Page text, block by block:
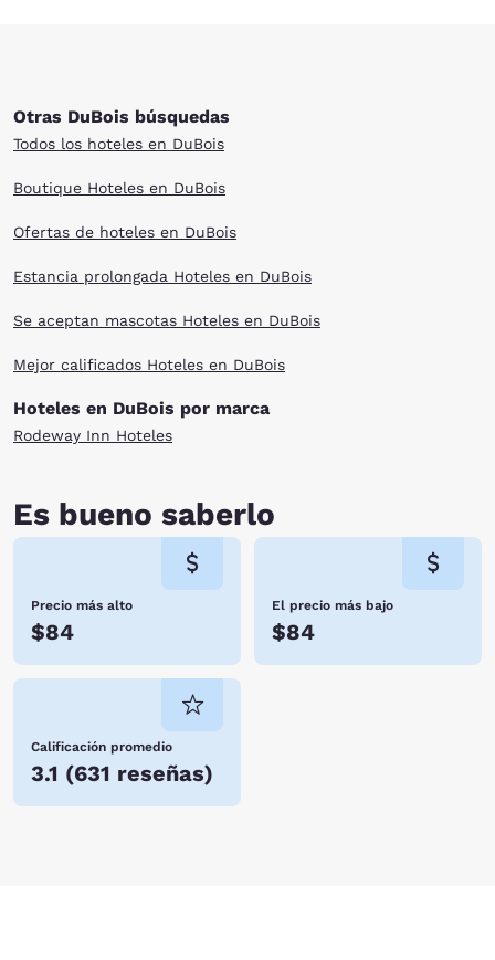
Otras DuBois búsquedas
Todos los hoteles en DuBois
Boutique Hoteles en DuBois
Ofertas de hoteles en DuBois
Estancia prolongada Hoteles en DuBois
Se aceptan mascotas Hoteles en DuBois
Mejor calificados Hoteles en DuBois
Hoteles en DuBois por marca
Rodeway Inn Hoteles
Es bueno saberlo
Precio más alto
$84
El precio más bajo
$84
Calificación promedio
3.1 (631 reseñas)